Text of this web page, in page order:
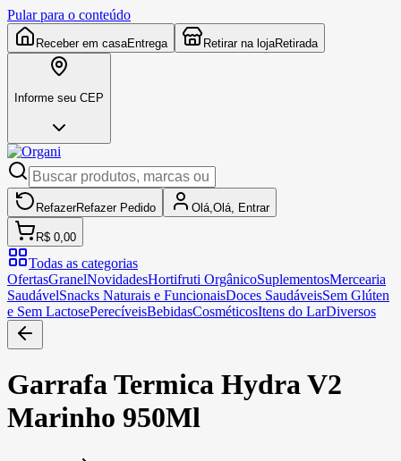
Pular para o conteúdo
Receber em casaEntrega Retirar na lojaRetirada
Informe seu CEP
RefazerRefazer Pedido Olá, Olá, Entrar
R$ 0,00
Todas as categorias
OfertasGranelNovidadesHortifruti OrgânicoSuplementosMercearia
SaudávelSnacks Naturais e FuncionaisDoces SaudáveisSem Glúten
e Sem LactosePerecíveisBebidasCosméticosItens do LarDiversos
Garrafa Termica Hydra V2
Marinho 950Ml